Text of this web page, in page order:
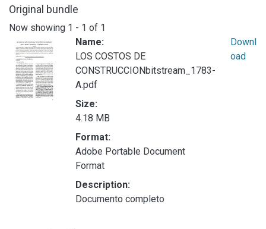
Original bundle
Now showing 1 - 1 of 1
Name:
LOS COSTOS DE
CONSTRUCCIONbitstream_1783-
A.pdf
Size:
4.18 MB
Format:
Adobe Portable Document
Format
Description:
Documento completo
Downl
oad